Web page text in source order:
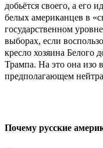
добьётся своего, а его
белых американцев в
государственном
выборах, если
кресло хозяина Белого
Трампа. На это она изо
предполагающем
Почему русские